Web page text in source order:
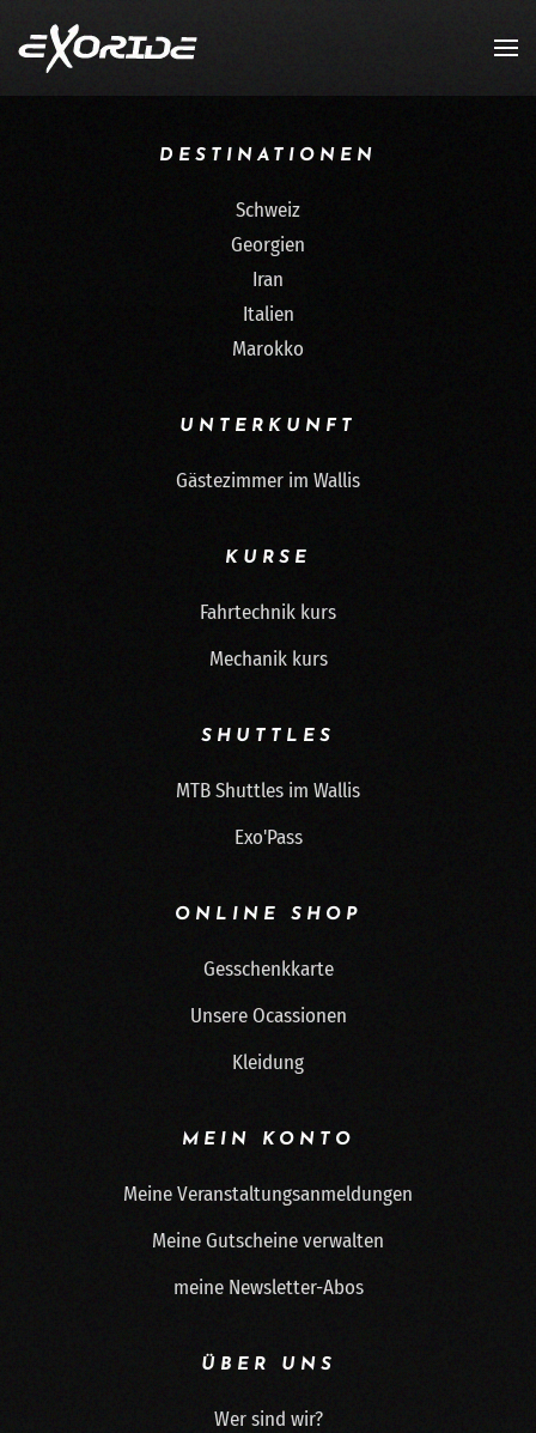
Zum Hauptinhalt springen
DESTINATIONEN
Schweiz
Georgien
Iran
Italien
Marokko
UNTERKUNFT
Gästezimmer im Wallis
KURSE
Fahrtechnik kurs
Mechanik kurs
SHUTTLES
MTB Shuttles im Wallis
Exo'Pass
ONLINE SHOP
Gesschenkkarte
Unsere Ocassionen
Kleidung
MEIN KONTO
Meine Veranstaltungsanmeldungen
Meine Gutscheine verwalten
meine Newsletter-Abos
ÜBER UNS
Wer sind wir?